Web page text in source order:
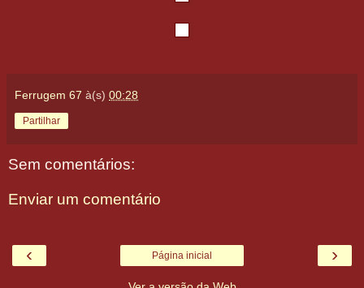
Ferrugem 67 à(s) 00:28
Partilhar
Sem comentários:
Enviar um comentário
‹ ›
Página inicial